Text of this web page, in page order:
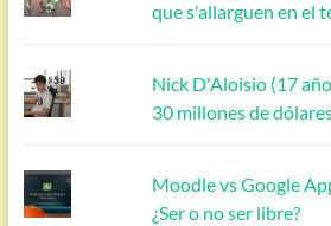
que s'allarguen en el
Nick D'Aloisio (17
30 millones de
Moodle vs Google
¿Ser o no ser libre?